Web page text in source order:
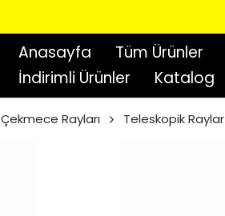
Anasayfa Tüm Ürünler
İndirimli Ürünler
Katalog
Çekmece Rayları Teleskopik Raylar